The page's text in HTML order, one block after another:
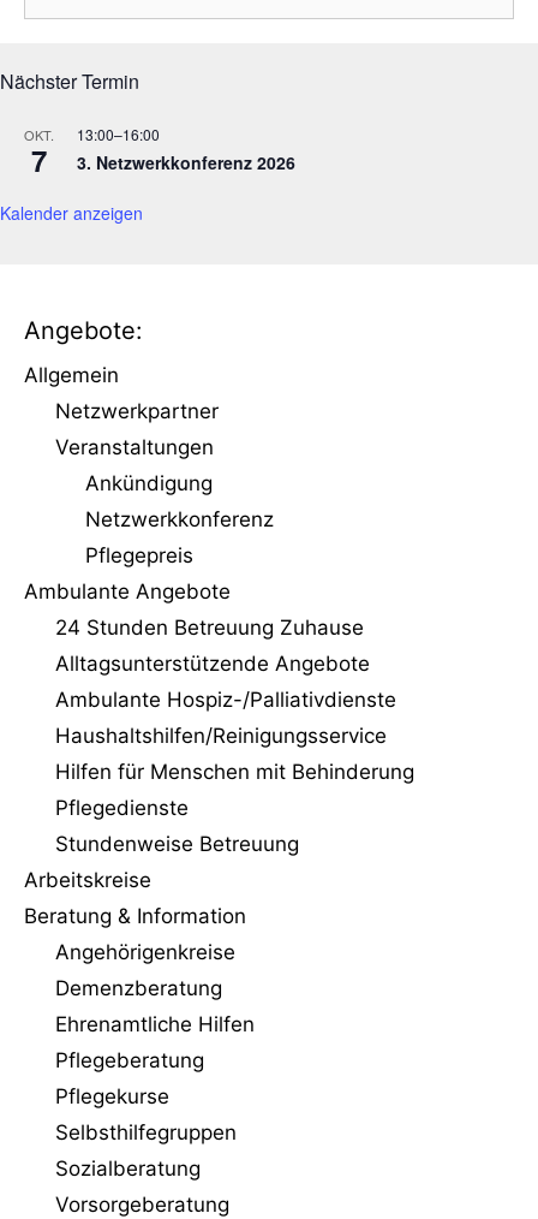
nach:
Nächster Termin
OKT.
7
13:00–16:00
3. Netzwerkkonferenz 2026
Kalender anzeigen
Angebote:
Allgemein
Netzwerkpartner
Veranstaltungen
Ankündigung
Netzwerkkonferenz
Pflegepreis
Ambulante Angebote
24 Stunden Betreuung Zuhause
Alltagsunterstützende Angebote
Ambulante Hospiz-/Palliativdienste
Haushaltshilfen/Reinigungs­service
Hilfen für Menschen mit Behinderung
Pflegedienste
Stundenweise Betreuung
Arbeitskreise
Beratung & Information
Angehörigenkreise
Demenzberatung
Ehrenamtliche Hilfen
Pflegeberatung
Pflegekurse
Selbsthilfegruppen
Sozialberatung
Vorsorgeberatung